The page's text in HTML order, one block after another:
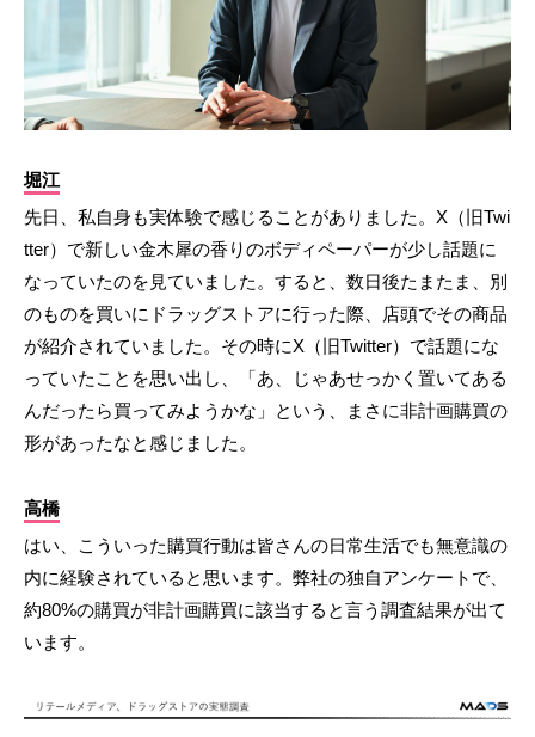
堀江
先日、私自身も実体験で感じることがありました。X（旧Twi
tter）で新しい金木犀の香りのボディペーパーが少し話題に
なっていたのを見ていました。すると、数日後たまたま、別
のものを買いにドラッグストアに行った際、店頭でその商品
が紹介されていました。その時にX（旧Twitter）で話題にな
っていたことを思い出し、「あ、じゃあせっかく置いてある
んだったら買ってみようかな」という、まさに非計画購買の
形があったなと感じました。
高橋
はい、こういった購買行動は皆さんの日常生活でも無意識の
内に経験されていると思います。弊社の独自アンケートで、
約80%の購買が非計画購買に該当すると言う調査結果が出て
います。